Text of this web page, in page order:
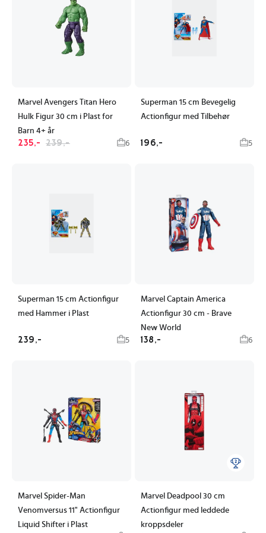
Marvel Avengers Titan Hero
Hulk Figur 30 cm i Plast for
Barn 4+ år
235,- 239,- 6
Superman 15 cm Bevegelig
Actionfigur med Tilbehør
196,- 5
Superman 15 cm Actionfigur
med Hammer i Plast
239,- 5
Marvel Captain America
Actionfigur 30 cm - Brave
New World
138,- 6
Marvel Spider-Man
Venomversus 11" Actionfigur
Liquid Shifter i Plast
Marvel Deadpool 30 cm
Actionfigur med leddede
kroppsdeler